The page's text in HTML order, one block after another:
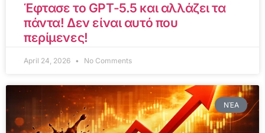
Έφτασε το GPT-5.5 και αλλάζει τα
πάντα! Δεν είναι αυτό που
περίμενες!
April 24, 2026 No Comments
ΝΈΑ